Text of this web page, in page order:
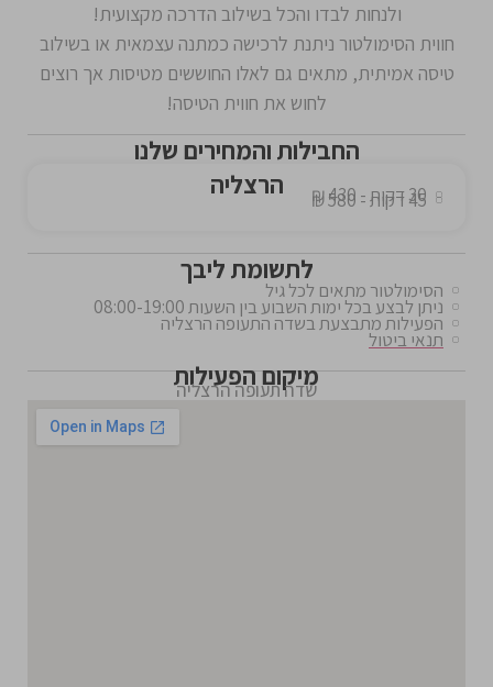
ולנחות לבדו והכל בשילוב הדרכה מקצועית!
חווית הסימולטור ניתנת לרכישה כמתנה עצמאית או בשילוב
טיסה אמיתית, מתאים גם לאלו החוששים מטיסות אך רוצים
לחוש את חווית הטיסה!
החבילות והמחירים שלנו
הרצליה
30 דקות - 430 ₪
45 דקות - 580 ₪
לתשומת ליבך
הסימולטור מתאים לכל גיל
ניתן לבצע בכל ימות השבוע בין השעות 08:00-19:00
הפעילות מתבצעת בשדה התעופה הרצליה
תנאי ביטול
מיקום הפעילות
שדה תעופה הרצליה